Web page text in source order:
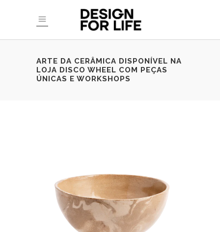
ARTE DA CERÂMICA DISPONÍVEL NA
LOJA DISCO WHEEL COM PEÇAS
ÚNICAS E WORKSHOPS